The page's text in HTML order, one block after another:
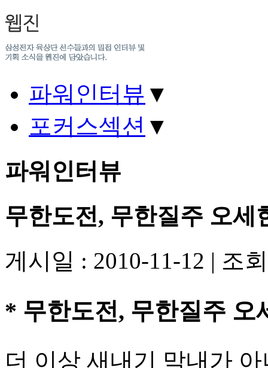
파워인터뷰 ▼
포커스섹션 ▼
파워인터뷰
무한도전, 무한질주 오세
게시일 : 2010-11-12 | 조
* 무한도전, 무한질주 오
더 이상 새내기 막내가